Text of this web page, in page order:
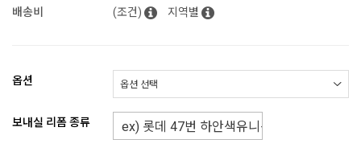
배송비
(조건) 지역별
옵션
보내실 리폼 종류